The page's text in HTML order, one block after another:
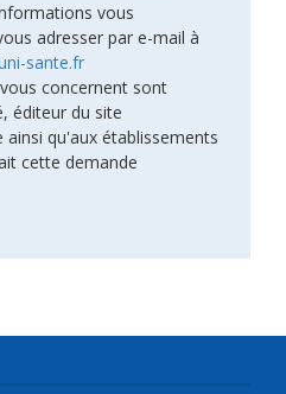
vous
adresser par e-mail à
sante.fr
concernent sont
éditeur du site
qu'aux établissements
cette demande